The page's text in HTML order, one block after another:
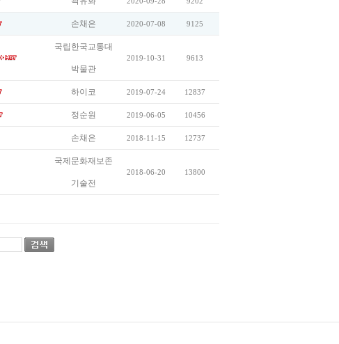
손채은 2020-07-08 9125
국립한국교통대
박물관
2019-10-31 9613
하이코 2019-07-24 12837
정순원 2019-06-05 10456
손채은 2018-11-15 12737
국제문화재보존
기술전
2018-06-20 13800